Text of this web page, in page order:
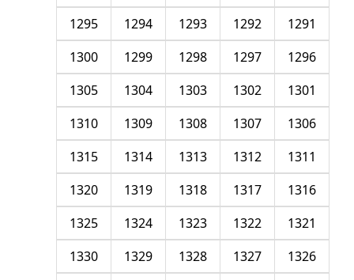
1291
1292
1293
1294
1295
1296
1297
1298
1299
1300
1301
1302
1303
1304
1305
1306
1307
1308
1309
1310
1311
1312
1313
1314
1315
1316
1317
1318
1319
1320
1321
1322
1323
1324
1325
1326
1327
1328
1329
1330